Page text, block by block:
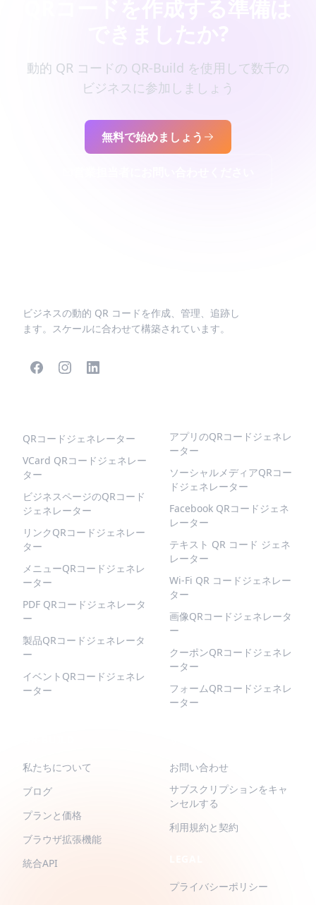
動的 QR コードの QR-Build を使用して数千の
ビジネスに参加しましょう
無料で始めましょう
ビジネスの動的 QR コードを作成、管理、追跡し
ます。スケールに合わせて構築されています。
QRコードジェネレーター
VCard QRコードジェネレー
ター
ビジネスページのQRコード
ジェネレーター
リンクQRコードジェネレー
ター
メニューQRコードジェネレ
ーター
PDF QRコードジェネレータ
ー
製品QRコードジェネレータ
ー
イベントQRコードジェネレ
ーター
アプリのQRコードジェネレ
ーター
ソーシャルメディアQRコー
ドジェネレーター
Facebook QRコードジェネ
レーター
テキスト QR コード ジェネ
レーター
Wi-Fi QR コードジェネレー
ター
画像QRコードジェネレータ
ー
クーポンQRコードジェネレ
ーター
フォームQRコードジェネレ
ーター
私たちについて
ブログ
プランと価格
ブラウザ拡張機能
統合API
お問い合わせ
サブスクリプションをキャ
ンセルする
利用規約と契約
プライバシーポリシー